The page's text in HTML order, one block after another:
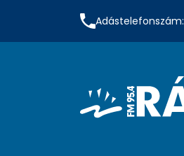
Adástelefonszám: